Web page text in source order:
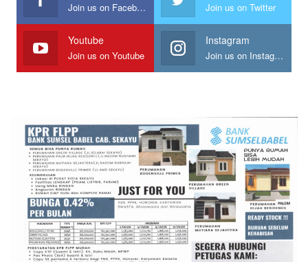
Join us on Facebook Join us on Twitter
Youtube
Join us on Youtube
Instagram
Join us on Instagram